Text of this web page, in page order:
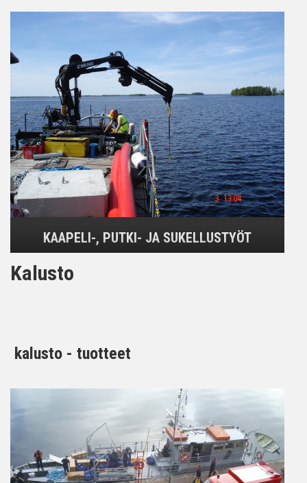
KAAPELI-, PUTKI- JA SUKELLUSTYÖT
Kalusto
kalusto - tuotteet